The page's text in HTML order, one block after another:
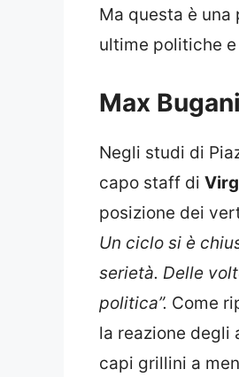
Ma questa è
ultime politiche
Max
Negli studi di
capo staff di
posizione dei
Un ciclo si è
serietà. Delle
politica”. Come
la reazione degli
capi grillini a